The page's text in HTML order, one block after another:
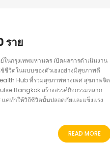
ราย
กรุงเทพมหานคร เปิดผลการดำเนินงาน
ชีวิตในแบบของตัวเองอย่างมีสุขภาพดี
Hub ที่รวมสุขภาพทางเพศ สุขภาพจิต
Bangkok สร้างสรรค์กิจกรรมหลาก
แค่ทำให้วิถีชีวิตนั้นปลอดภัยและแข็งแรง
READ MORE